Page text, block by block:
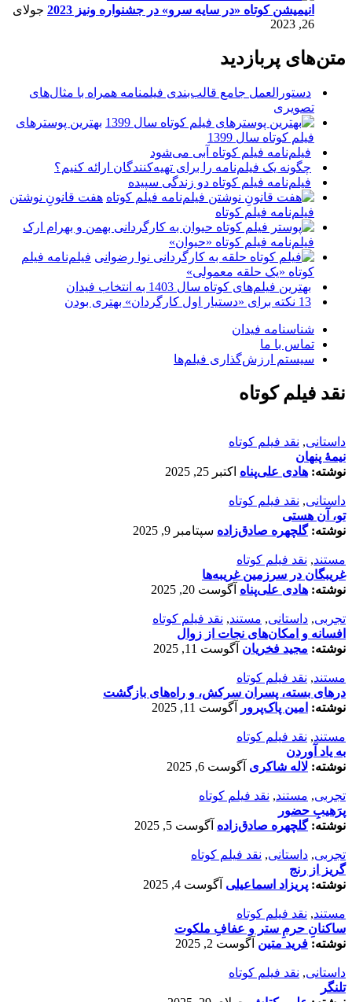
انیمیشن کوتاه «در سایه سرو» در جشنواره ونیز 2023
جولای
26, 2023
متن‌های پربازدید
دستورالعمل جامع قالب‌بندی فیلمنامه همراه با مثال‌های
تصویری
بهترین پوسترهای
فیلم کوتاه سال 1399
فیلم‌نامه فیلم کوتاه آبی می‌شود
چگونه یک فیلم‌نامه را برای تهیه‌کنندگان ارائه کنیم؟
فیلم‌نامه فیلم کوتاه دو زندگی سپیده
هفت قانونِ نوشتن
فیلم‌نامه فیلم کوتاه
فیلم‌نامه فیلم کوتاه «حیوان»
فیلم‌نامه فیلم
کوتاه «یک حلقه معمولی»
بهترین فیلم‌های کوتاه سال 1403 به انتخاب فیدان
13 نکته برای «دستیار اول کارگردان» بهتری بودن
شناسنامه فیدان
تماس با ما
سیستم ارزش‌گذاری فیلم‌ها
نقد فیلم کوتاه
داستانی, نقد فیلم کوتاه
نیمۀ پنهان
نوشته: هادی علی‌پناه اکتبر 25, 2025
داستانی, نقد فیلم کوتاه
تو، آن هستی
نوشته:گلچهره صادق‌زاده سپتامبر 9, 2025
مستند, نقد فیلم کوتاه
غریبگان در سرزمین غریبه‌ها
نوشته: هادی علی‌پناه آگوست 20, 2025
تجربی, داستانی, مستند, نقد فیلم کوتاه
افسانه‌ و امکان‌های نجات از زوال
نوشته: مجید فخریان آگوست 11, 2025
مستند, نقد فیلم کوتاه
درهای بسته، پسران سرکش، و راه‌های بازگشت
نوشته: امین پاک‌پرور آگوست 11, 2025
مستند, نقد فیلم کوتاه
به یاد آوردن
نوشته: لاله شاکری آگوست 6, 2025
تجربی, مستند, نقد فیلم کوتاه
پرَهیب‌ِ حضور
نوشته:گلچهره صادق‌زاده آگوست 5, 2025
تجربی, داستانی, نقد فیلم کوتاه
گریز از رنج
نوشته: پریزاد اسماعیلی آگوست 4, 2025
مستند, نقد فیلم کوتاه
ساکنانِ حرمِ ستر و عفافِ ملکوت
نوشته: فرید متین آگوست 2, 2025
داستانی, نقد فیلم کوتاه
تلنگر